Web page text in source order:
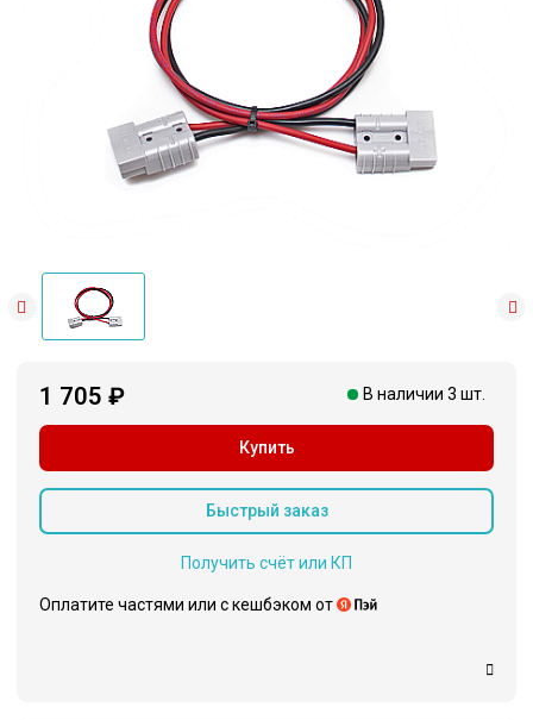
1 705 ₽ В наличии 3 шт.
Купить
Быстрый заказ
Получить счёт или КП
Оплатите частями или c кешбэком от